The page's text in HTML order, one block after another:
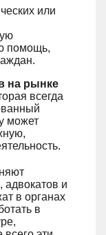
или
помощь,
на рынке
всегда
может
и
в органах
в